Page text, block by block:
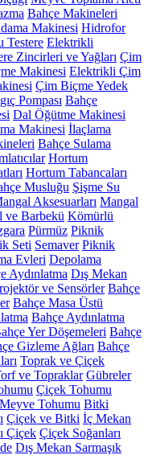
Bahçe Makineleri
Makinesi Hidrofor
Testere Elektrikli
Zincirleri ve Yağları Çim
Makinesi Elektrikli Çim
Çim Biçme Yedek
Pompası Bahçe
Dal Öğütme Makinesi
Makinesi İlaçlama
Bahçe Sulama
Hortum
Hortum Tabancaları
Musluğu Şişme Su
Aksesuarları Mangal
ve Barbekü Kömürlü
Pürmüz Piknik
Seti Semaver Piknik
Evleri Depolama
Aydınlatma Dış Mekan
ve Sensörler Bahçe
Bahçe Masa Üstü
Bahçe Aydınlatma
Yer Döşemeleri Bahçe
Gizleme Ağları Bahçe
Toprak ve Çiçek
ve Topraklar Gübreler
Çiçek Tohumu
Meyve Tohumu Bitki
Çiçek ve Bitki İç Mekan
Çiçek Çiçek Soğanları
Dış Mekan Sarmaşık